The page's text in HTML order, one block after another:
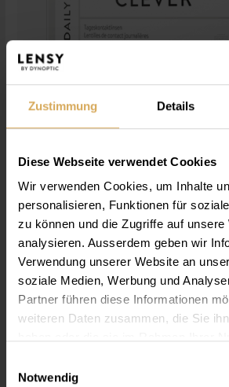
Zustimmung Details
Diese Webseite verwendet Cookies
Wir verwenden Cookies, um Inhalte
personalisieren, Funktionen für
zu können und die Zugriffe auf unsere
analysieren. Ausserdem geben wir
Verwendung unserer Website an
soziale Medien, Werbung und
Partner führen diese Informationen
weiteren Daten zusammen, die Sie
Notwendig
Lensy Daily Clever
Pack à 30
Dès CHF 28.05